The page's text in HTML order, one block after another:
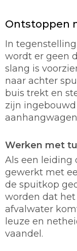
Ontstoppen
In
wordt er geen
slang is
naar achter
buis trekt en
zijn
Werken met
Als een leiding
gewerkt met
de spuitkop
worden dat
afvalwater
leuze en
vaandel.